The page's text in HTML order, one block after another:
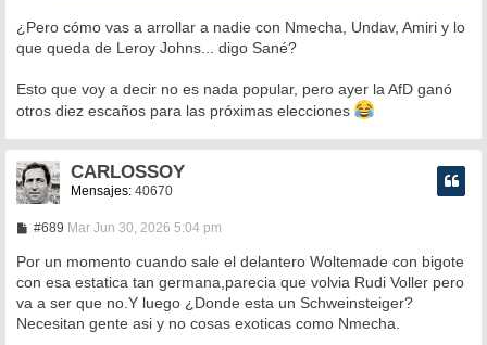
¿Pero cómo vas a arrollar a nadie con Nmecha, Undav, Amiri y lo
que queda de Leroy Johns... digo Sané?
Esto que voy a decir no es nada popular, pero ayer la AfD ganó
otros diez escaños para las próximas elecciones
CARLOSSOY
Mensajes: 40670
#689M
n
s
a
j
e
Mar Jun 30, 2026 5:04 pm
Por un momento cuando sale el delantero Woltemade con bigote
con esa estatica tan germana,parecia que volvia Rudi Voller pero
va a ser que no.Y luego ¿Donde esta un Schweinsteiger?
Necesitan gente asi y no cosas exoticas como Nmecha.